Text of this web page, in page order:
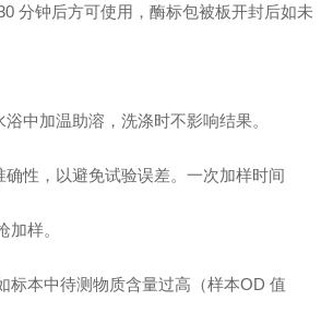
分钟后方可使用，酶标包被板开封后如未
中加温助溶，洗涤时不影响结果。
性，以避免试验误差。一次加样时间
样。
标本中待测物质含量过高（样本OD 值